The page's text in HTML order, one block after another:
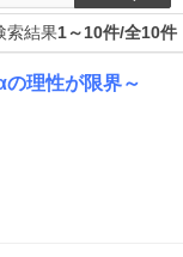
索結果1～10件/全10件
理性が限界～